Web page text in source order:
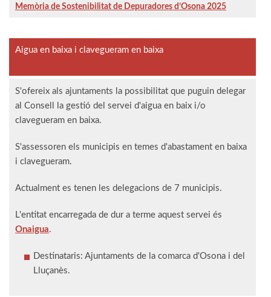
Memòria de Sostenibilitat de Depuradores d’Osona 2025
Aigua en baixa i clavegueram en baixa
S'ofereix als ajuntaments la possibilitat que puguin delegar
al Consell la gestió del servei d'aigua en baix i/o
clavegueram en baixa.
S'assessoren els municipis en temes d'abastament en baixa
i clavegueram.
Actualment es tenen les delegacions de 7 municipis.
L'entitat encarregada de dur a terme aquest servei és
Onaigua.
Destinataris: Ajuntaments de la comarca d'Osona i del
Lluçanès.